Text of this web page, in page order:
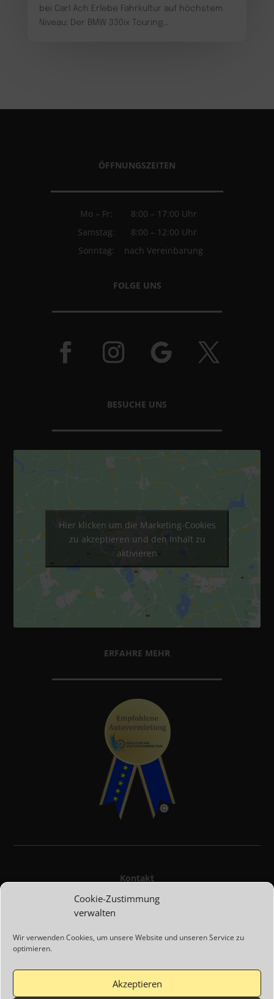
Cookie-Zustimmung
verwalten
Wir verwenden Cookies, um unsere Website und unseren Service zu
optimieren.
Akzeptieren
bei Carl Ach Erlebe Fahrkultur auf höchstem
Niveau: Der BMW 330ix Touring...
ÖFFNUNGSZEITEN
Mo – Fr:
8:00 – 17:00 Uhr
Samstag:
8:00 – 12:00 Uhr
Sonntag:
nach Vereinbarung
FOLGE UNS
BESUCHE UNS
Hier klicken um die Marketing-Cookies
zu akzeptieren und den Inhalt zu
aktivieren
ERFAHRE MEHR
Kontakt
Impressum
AGBs